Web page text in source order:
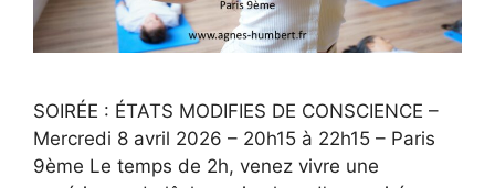
SOIRÉE : ÉTATS MODIFIES DE CONSCIENCE –
Mercredi 8 avril 2026 – 20h15 à 22h15 – Paris
9ème Le temps de 2h, venez vivre une